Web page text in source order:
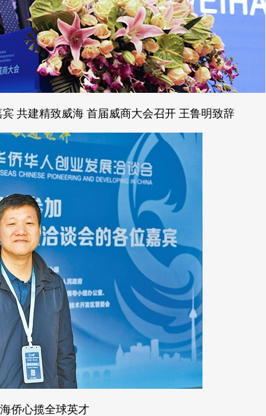
共建精致威海 首届威商大会召开 王鲁明致辞
侨心揽全球英才